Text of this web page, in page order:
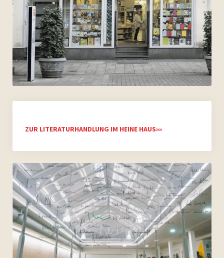
Archiv 2009
Archiv 2008
Archiv 2007
Archiv 2006
Videos
Presse
Vermietung
Kontakt
Impressum
ZUR LITERATURHANDLUNG IM HEINE HAUS»»